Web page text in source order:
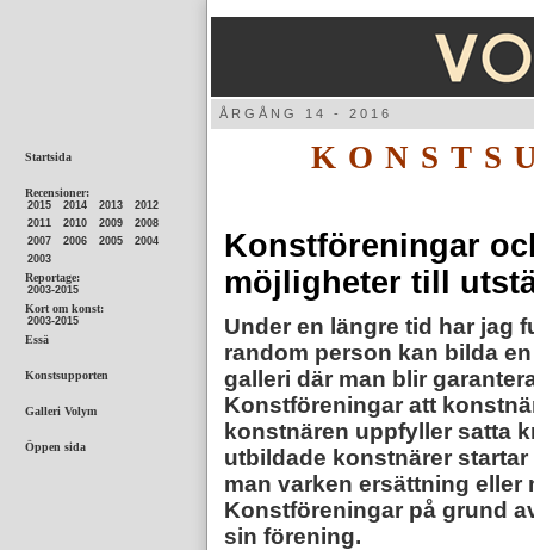
ÅRGÅNG
Konstföreningar
möjligheter till
Under en längre tid har jag
random person kan bilda
galleri där man blir
Konstföreningar att
konstnären uppfyller satta
utbildade konstnärer
man varken ersättning eller
Konstföreningar på grund
sin förening.